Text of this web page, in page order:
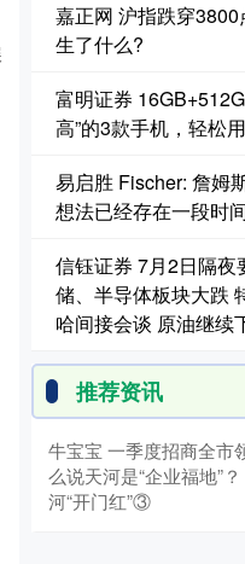
嘉正网 沪指跌穿
生了什么?
富明证券
高”的3款手机，轻松
易启胜 Fischer: 詹姆
想法已经存在一段时
信钰证券 7月2日隔
储、半导体板块大跌
哈间接会谈 原油继续
推荐资讯
牛宝宝 一季度招商全市
么说天河是“企业福地”
河“开门红”③